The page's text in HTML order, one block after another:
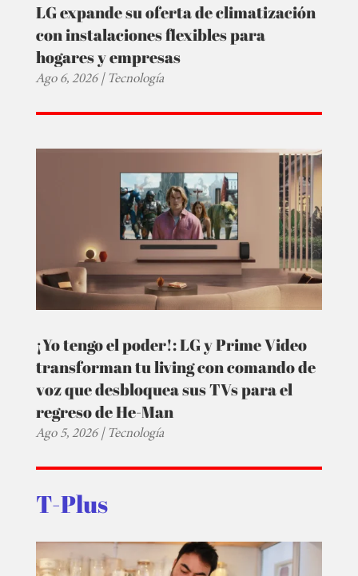
LG expande su oferta de climatización
con instalaciones flexibles para
hogares y empresas
Ago 6, 2026|Tecnología
¡Yo tengo el poder!: LG y Prime Video
transforman tu living con comando de
voz que desbloquea sus TVs para el
regreso de He-Man
Ago 5, 2026|Tecnología
T-Plus